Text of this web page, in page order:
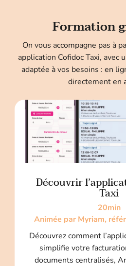
Formation
On vous accompagne pas à
application Cofidoc Taxi, avec
adaptée à vos besoins : en
directement en
Découvrir
Taxi
20min
Animée par Myriam,
Découvrez comment
simplifie votre
documents centralisés,